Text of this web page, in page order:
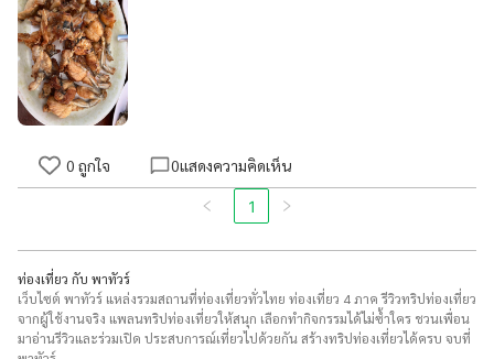
0 ถูกใจ 0แสดงความคิดเห็น
1
ท่องเที่ยว กับ พาทัวร์
เว็บไซต์ พาทัวร์ แหล่งรวมสถานที่ท่องเที่ยวทั่วไทย ท่องเที่ยว 4 ภาค รีวิวทริปท่องเที่ยว
จากผู้ใช้งานจริง แพลนทริปท่องเที่ยวให้สนุก เลือกทำกิจกรรมได้ไม่ซ้ำใคร ชวนเพื่อน
มาอ่านรีวิวและร่วมเปิด ประสบการณ์เที่ยวไปด้วยกัน สร้างทริปท่องเที่ยวได้ครบ จบที่